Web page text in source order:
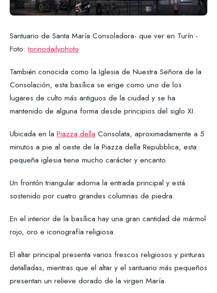
Santuario de Santa María Consoladora- que ver en Turín -
Foto:torinodailyphoto
También conocida como la Iglesia de Nuestra Señora de la
Consolación, esta basílica se erige como uno de los
lugares de culto más antiguos de la ciudad y se ha
mantenido de alguna forma desde principios del siglo XI.
Ubicada en la Piazza della Consolata, aproximadamente a 5
minutos a pie al oeste de la Piazza della Repubblica, esta
pequeña iglesia tiene mucho carácter y encanto.
Un frontón triangular adorna la entrada principal y está
sostenido por cuatro grandes columnas de piedra.
En el interior de la basílica hay una gran cantidad de mármol
rojo, oro e iconografía religiosa.
El altar principal presenta varios frescos religiosos y pinturas
detalladas, mientras que el altar y el santuario más pequeños
presentan un relieve dorado de la virgen María.